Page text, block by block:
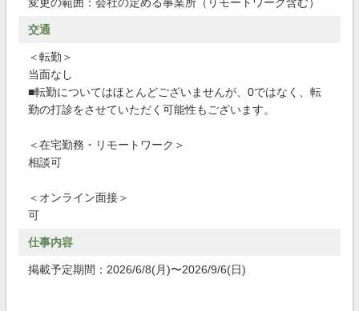
交通
＜転勤＞
当面なし
■転勤についてはほとんどございませんが、0ではなく、転
勤の打診をさせていただく可能性もございます。
＜在宅勤務・リモートワーク＞
相談可
＜オンライン面接＞
可
仕事内容
掲載予定期間：2026/6/8(月)〜2026/9/6(日)